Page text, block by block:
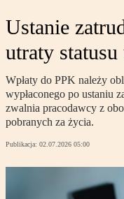
Ustanie
utraty
Wpłaty do PPK należy
wypłaconego po ustaniu
zwalnia pracodawcy z
pobranych za życia.
Publikacja: 02.07.2026 05:00